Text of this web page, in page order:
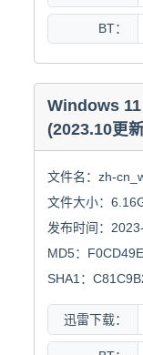
BT：
Windows 11
(2023.10更
文件名：zh-
文件大小：
发布时间：
MD5：
SHA1：
迅雷下载：